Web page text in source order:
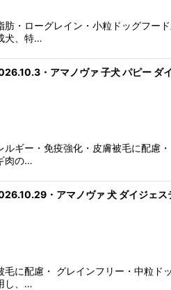
肪・ローグレイン・小粒ドッグフー
犬、特…
・アマノヴァ 子犬 パピー
ルギー・免疫強化・皮膚被毛に配慮
肉の…
・アマノヴァ 犬 ダイジェ
毛に配慮・ グレインフリー・中粒
し、…